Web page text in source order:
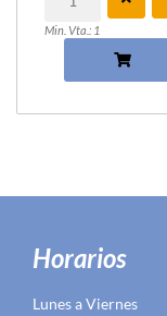
Min. Vta.: 1
Horarios
Lunes a Viernes